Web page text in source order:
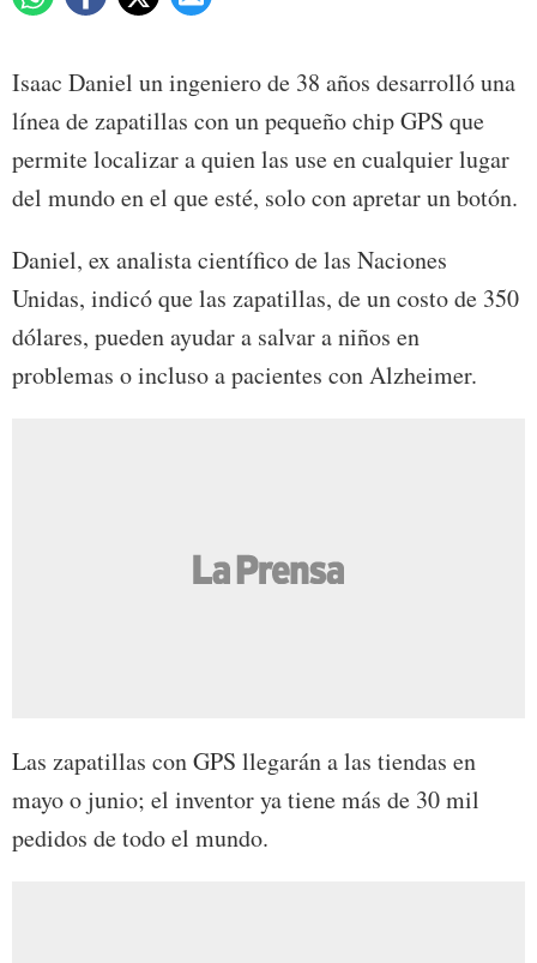
Isaac Daniel un ingeniero de 38 años desarrolló una
línea de zapatillas con un pequeño chip GPS que
permite localizar a quien las use en cualquier lugar
del mundo en el que esté, solo con apretar un botón.
Daniel, ex analista científico de las Naciones
Unidas, indicó que las zapatillas, de un costo de 350
dólares, pueden ayudar a salvar a niños en
problemas o incluso a pacientes con Alzheimer.
Las zapatillas con GPS llegarán a las tiendas en
mayo o junio; el inventor ya tiene más de 30 mil
pedidos de todo el mundo.